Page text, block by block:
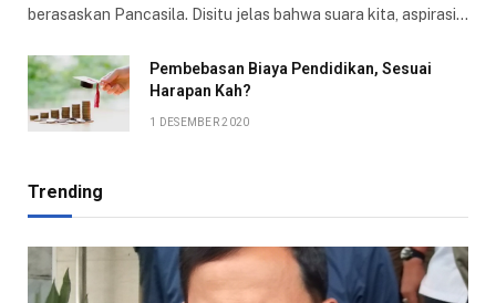
berasaskan Pancasila. Disitu jelas bahwa suara kita, aspirasi…
Pembebasan Biaya Pendidikan, Sesuai
Harapan Kah?
1 DESEMBER 2020
Trending